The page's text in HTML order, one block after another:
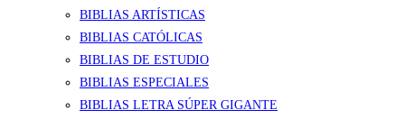
BIBLIAS ARTÍSTICAS
BIBLIAS CATÓLICAS
BIBLIAS DE ESTUDIO
BIBLIAS ESPECIALES
BIBLIAS LETRA SÚPER GIGANTE